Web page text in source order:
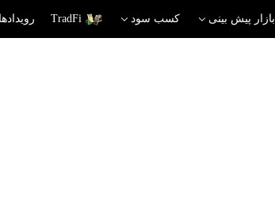
بازار پیش بینی کسب سود TradFi